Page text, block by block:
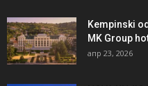
Kempinski
MK Group
апр 23, 2026